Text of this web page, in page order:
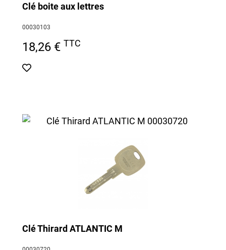
Clé boite aux lettres
00030103
18,26 € TTC
Clé Thirard ATLANTIC M